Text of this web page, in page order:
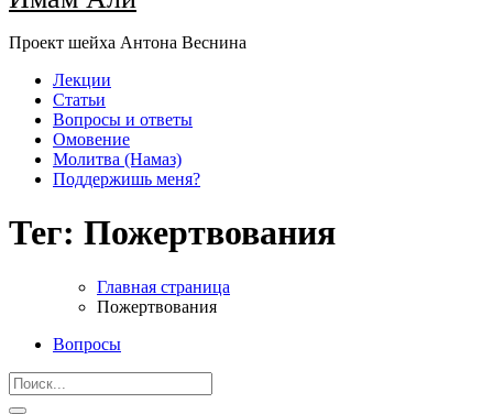
Проект шейха Антона Веснина
Лекции
Статьи
Вопросы и ответы
Омовение
Молитва (Намаз)
Поддержишь меня?
Тег: Пожертвования
Главная страница
Пожертвования
Вопросы